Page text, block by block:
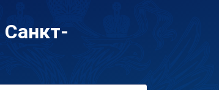
Санкт-